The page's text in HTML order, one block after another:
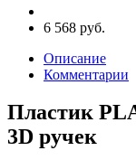
6 568 руб.
Описание
Комментарии
Пластик
3D ручек